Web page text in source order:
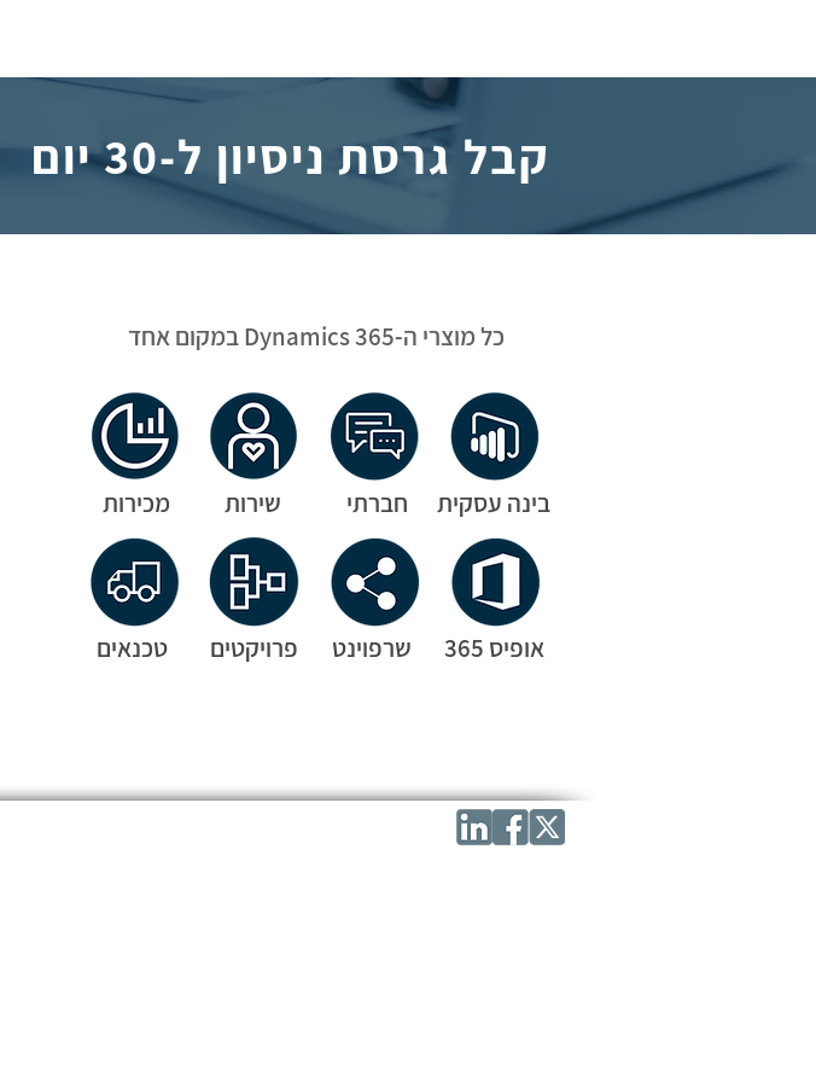
קבל גרסת ניסיון ל-30 יום
כל מוצרי ה-Dynamics 365 במקום אחד
מכירות שירות חברתי בינה עסקית
טכנאים פרויקטים שרפוינט אופיס 365